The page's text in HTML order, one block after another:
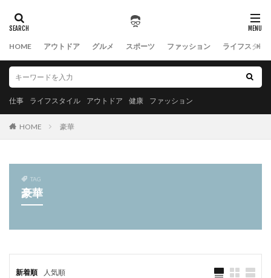
HOME アウトドア グルメ スポーツ ファッション ライフスタイ
仕事 ライフスタイル アウトドア 健康 ファッション
HOME 豪華
TAG
豪華
新着順 人気順